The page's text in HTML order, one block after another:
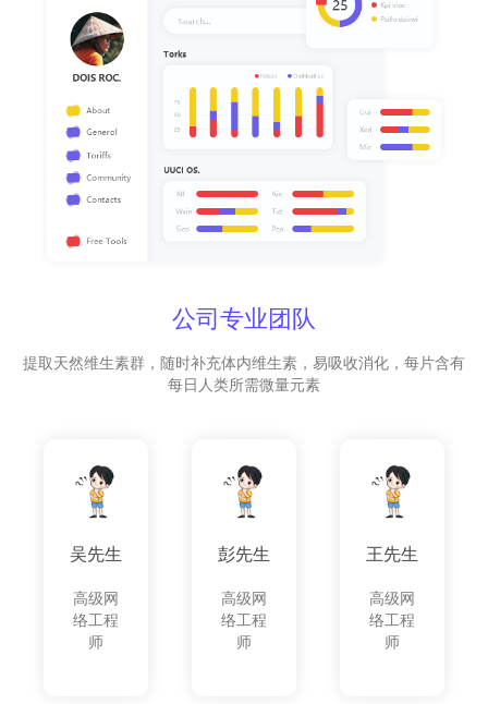
公司专业团队
提取天然维生素群，随时补充体内维生素，易吸收消化，每片含有
每日人类所需微量元素
吴先生
高级网
络工程
师
彭先生
高级网
络工程
师
王先生
高级网
络工程
师